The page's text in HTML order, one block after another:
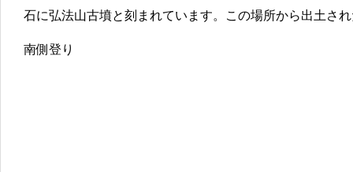
石に弘法山古墳と刻まれています。この場所から出土さ
南側登り